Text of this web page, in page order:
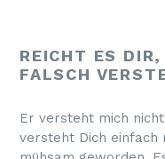
REICHT ES
FALSCH
Er versteht mich
versteht Dich einfach